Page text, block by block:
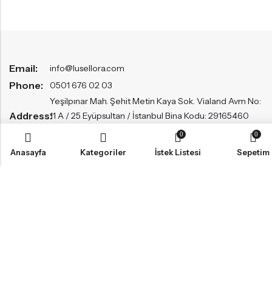
Email: info@lusellora.com
Phone: 0501 676 02 03
Address:
Yeşilpınar Mah. Şehit Metin Kaya Sok. Vialand Avm No:
11 A / 25 Eyüpsultan / İstanbul Bina Kodu: 29165460
Anasayfa Kategoriler
0
İstek Listesi
0
Sepetim